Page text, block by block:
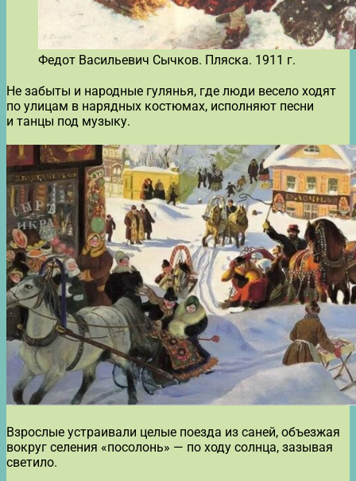
Федот Васильевич Сычков. Пляска. 1911 г.
Не забыты и народные гулянья, где люди весело ходят
по улицам в нарядных костюмах, исполняют песни
и танцы под музыку.
Взрослые устраивали целые поезда из саней, объезжая
вокруг селения «посолонь» — по ходу солнца, зазывая
светило.